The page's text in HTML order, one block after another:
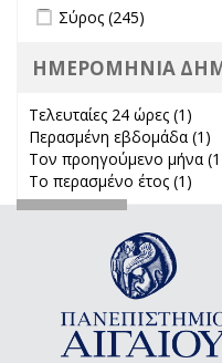
Apply Σύρος filter
Σύρος (245)
ΗΜΕΡΟΜΗΝΙΑ
Τελευταίες 24 ώρες (1)
Περασμένη εβδομάδα (1)
Τον προηγούμενο μήνα
Το περασμένο έτος (1)